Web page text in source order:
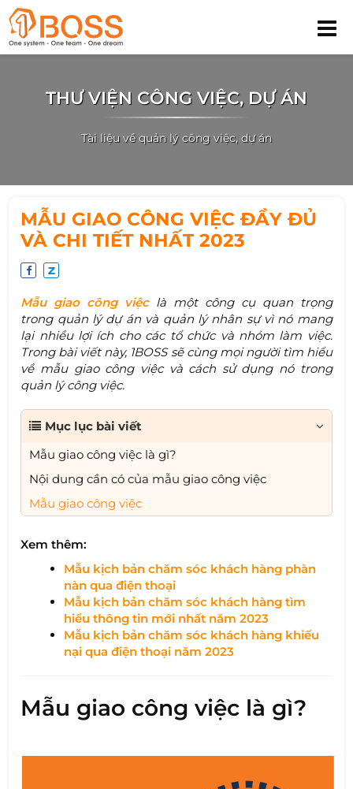
THƯ VIỆN CÔNG VIỆC, DỰ ÁN
Tài liệu về quản lý công việc, dự án
MẪU GIAO CÔNG VIỆC ĐẦY ĐỦ
VÀ CHI TIẾT NHẤT 2023
Mẫu giao công việclà một công cụ quan trọng
trong quản lý dự án và quản lý nhân sự vì nó mang
lại nhiều lợi ích cho các tổ chức và nhóm làm việc.
Trong bài viết này, 1BOSS sẽ cùng mọi người tìm hiểu
về mẫu giao công việc và cách sử dụng nó trong
quản lý công việc.
Mục lục bài viết
Mẫu giao công việc là gì?
Nội dung cần có của mẫu giao công việc
Mẫu giao công việc
Xem thêm:
Mẫu kịch bản chăm sóc khách hàng phàn
nàn qua điện thoại
Mẫu kịch bản chăm sóc khách hàng tìm
hiểu thông tin mới nhất năm 2023​
Mẫu kịch bản chăm sóc khách hàng khiếu
nại qua điện thoại năm 2023​
Mẫu giao công việc là gì?